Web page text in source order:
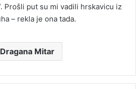
Prošli put su mi vadili hrskavicu iz
– rekla je ona tada.
Dragana Mitar